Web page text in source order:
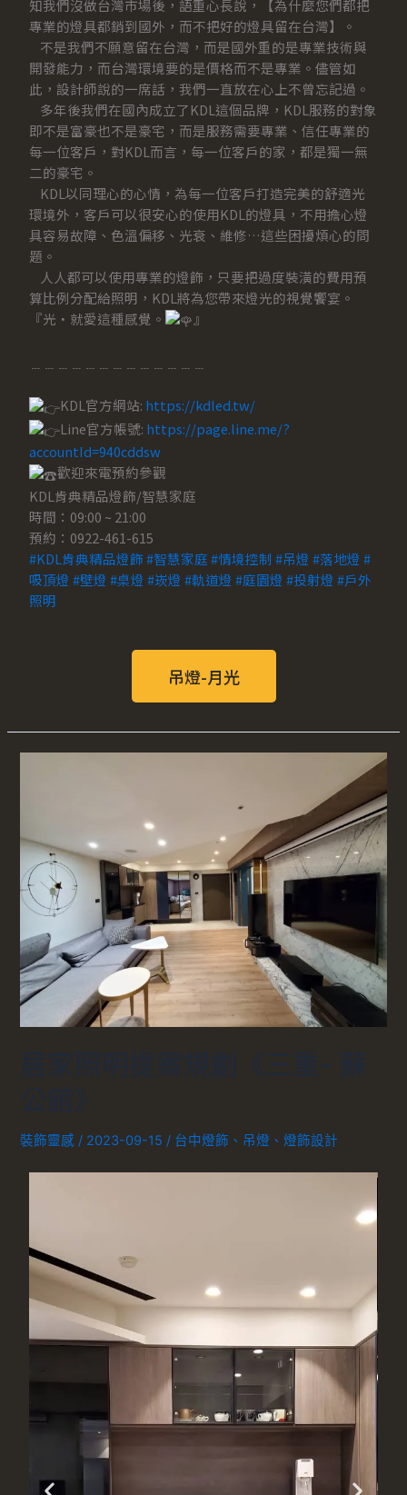
知我們沒做台灣市場後，語重心長說，【為什麼您們都把
專業的燈具都銷到國外，而不把好的燈具留在台灣】。
不是我們不願意留在台灣，而是國外重的是專業技術與
開發能力，而台灣環境要的是價格而不是專業。儘管如
此，設計師說的一席話，我們一直放在心上不曾忘記過。
多年後我們在國內成立了KDL這個品牌，KDL服務的對象
即不是富豪也不是豪宅，而是服務需要專業、信任專業的
每一位客戶，對KDL而言，每一位客戶的家，都是獨一無
二的豪宅。
KDL以同理心的心情，為每一位客戶打造完美的舒適光
環境外，客戶可以很安心的使用KDL的燈具，不用擔心燈
具容易故障、色溫偏移、光衰、維修…這些困擾煩心的問
題。
人人都可以使用專業的燈飾，只要把過度裝潢的費用預
算比例分配給照明，KDL將為您帶來燈光的視覺饗宴。
『光‧就愛這種感覺。
』
KDL官方網站: https://kdled.tw/
Line官方帳號: https://page.line.me/?
accountId=940cddsw
歡迎來電預約參觀
KDL肯典精品燈飾/智慧家庭
時間：09:00 ~ 21:00
預約：0922-461-615
#KDL肯典精品燈飾 #智慧家庭 #情境控制 #吊燈 #落地燈 #
吸頂燈 #壁燈 #桌燈 #崁燈 #軌道燈 #庭園燈 #投射燈 #戶外
照明
吊燈-月光
居家照明提案規劃《三重- 蘇
公館》
裝飾靈感 / 2023-09-15 / 台中燈飾 、 吊燈 、燈飾設計